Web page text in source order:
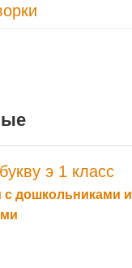
с дошкольниками и